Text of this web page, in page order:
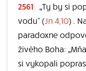
2561
„Ty by si
vodu“ ( Jn 4,10) .
paradoxne
živého Boha:
si vykopali